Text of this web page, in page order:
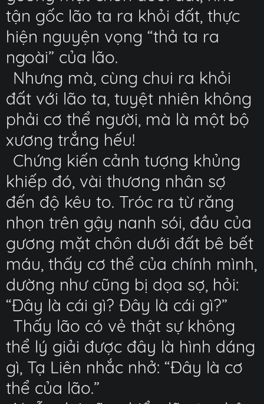
tận gốc lão ta ra khỏi đất, thực
hiện nguyện vọng “thả ta ra
ngoài” của lão.
Nhưng mà, cùng chui ra khỏi
đất với lão ta, tuyệt nhiên không
phải cơ thể người, mà là một bộ
xương trắng hếu!
Chứng kiến cảnh tượng khủng
khiếp đó, vài thương nhân sợ
đến độ kêu to. Tróc ra từ răng
nhọn trên gậy nanh sói, đầu của
gương mặt chôn dưới đất bê bết
máu, thấy cơ thể của chính mình,
dường như cũng bị dọa sợ, hỏi:
“Đây là cái gì? Đây là cái gì?”
Thấy lão có vẻ thật sự không
thể lý giải được đây là hình dáng
gì, Tạ Liên nhắc nhở: “Đây là cơ
thể của lão.”